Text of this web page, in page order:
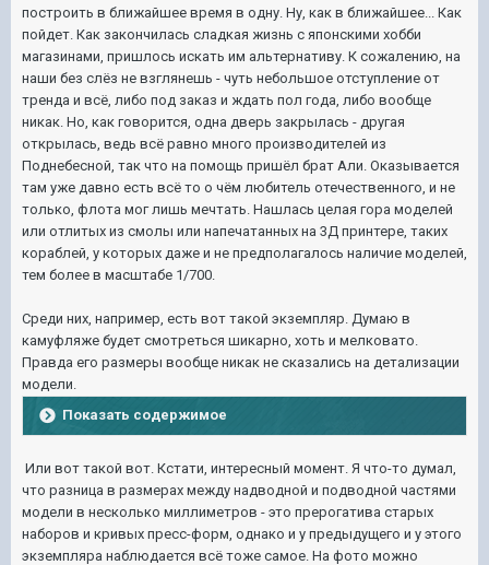
построить в ближайшее время в одну. Ну, как в ближайшее... Как
пойдет. Как закончилась сладкая жизнь с японскими хобби
магазинами, пришлось искать им альтернативу. К сожалению, на
наши без слёз не взглянешь - чуть небольшое отступление от
тренда и всё, либо под заказ и ждать пол года, либо вообще
никак. Но, как говорится, одна дверь закрылась - другая
открылась, ведь всё равно много производителей из
Поднебесной, так что на помощь пришёл брат Али. Оказывается
там уже давно есть всё то о чём любитель отечественного, и не
только, флота мог лишь мечтать. Нашлась целая гора моделей
или отлитых из смолы или напечатанных на 3Д принтере, таких
кораблей, у которых даже и не предполагалось наличие моделей,
тем более в масштабе 1/700.
Среди них, например, есть вот такой экземпляр. Думаю в
камуфляже будет смотреться шикарно, хоть и мелковато.
Правда его размеры вообще никак не сказались на детализации
модели.
Показать содержимое
Или вот такой вот. Кстати, интересный момент. Я что-то думал,
что разница в размерах между надводной и подводной частями
модели в несколько миллиметров - это прерогатива старых
наборов и кривых пресс-форм, однако и у предыдущего и у этого
экземпляра наблюдается всё тоже самое. На фото можно